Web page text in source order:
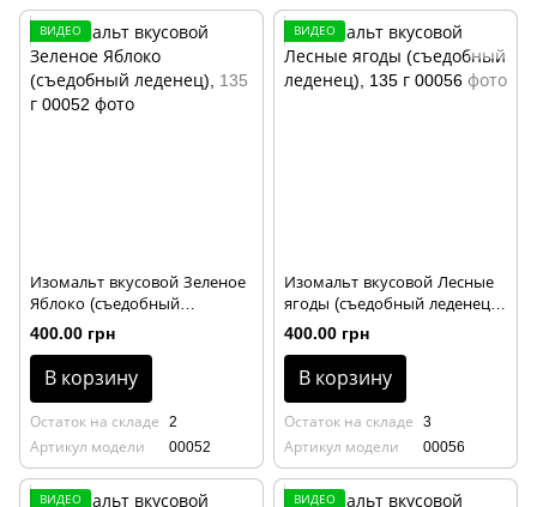
ВИДЕО
Изомальт вкусовой Зеленое
Яблоко (съедобный
леденец), 135 г
400.00 грн
В корзину
Остаток на складе
2
Артикул модели
00052
ВИДЕО
Изомальт вкусовой Лесные
ягоды (съедобный леденец),
135 г
400.00 грн
В корзину
Остаток на складе
3
Артикул модели
00056
ВИДЕО ВИДЕО